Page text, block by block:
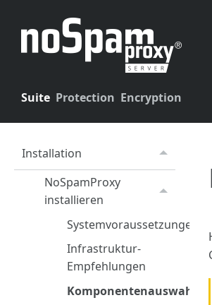
Suite Protection Encryption
Installation
NoSpamProxy
installieren
Systemvoraussetzungen
Infrastruktur-
Empfehlungen
Komponentenauswahl